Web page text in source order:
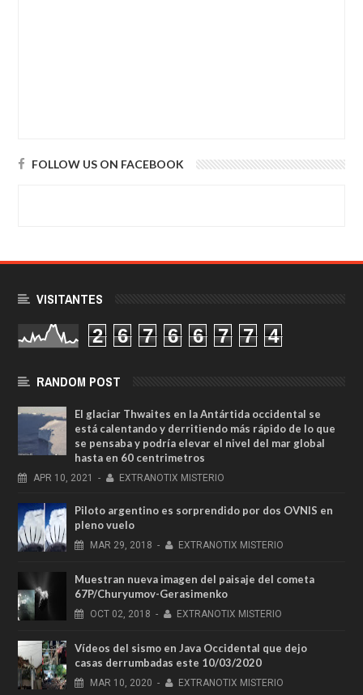
FOLLOW US ON FACEBOOK
VISITANTES
2 6 7 6 6 7 7 4
RANDOM POST
El glaciar Thwaites en la Antártida occidental se
está calentando y derritiendo más rápido de lo que
se pensaba y podría elevar el nivel del mar global
hasta en 60 centrimetros
APR 10, 2021 - EXTRANOTIX MISTERIO
Piloto argentino es sorprendido por dos OVNIS en
pleno vuelo
MAR 29, 2018 - EXTRANOTIX MISTERIO
Muestran nueva imagen del paisaje del cometa
67P/Churyumov-Gerasimenko
OCT 02, 2018 - EXTRANOTIX MISTERIO
Vídeos del sismo en Java Occidental que dejo
casas derrumbadas este 10/03/2020
MAR 10, 2020 - EXTRANOTIX MISTERIO